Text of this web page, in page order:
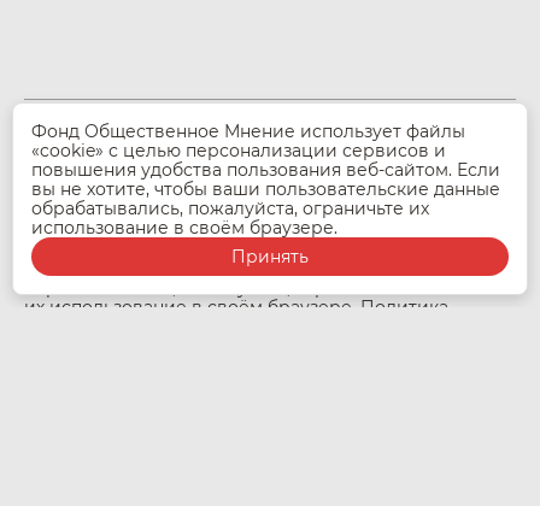
Фонд Общественное Мнение использует файлы
«cookie» с целью персонализации сервисов и
повышения удобства пользования веб-сайтом. Если
вы не хотите, чтобы ваши пользовательские данные
обрабатывались, пожалуйста, ограничьте их
использование в своём браузере.
Принять
© 2026 Фонд Общественное Мнение
При использовании материалов и данных проекта
Музей ПандемиС ссылка на источникpandemis.fom.ru
обязательна.
Фонд Общественное Мнение использует файлы
«cookie» с целью персонализации сервисов
и повышения удобства пользования веб-сайтом. Если
вы не хотите, чтобы ваши пользовательские данные
их использование в своём браузере. Политика